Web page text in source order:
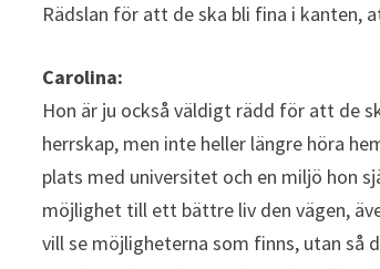
Rädslan för att de ska bli fina i kanten,
Carolina:
Hon är ju också väldigt rädd för att de
herrskap, men inte heller längre höra
plats med universitet och en miljö hon
möjlighet till ett bättre liv den vägen,
vill se möjligheterna som finns, utan så